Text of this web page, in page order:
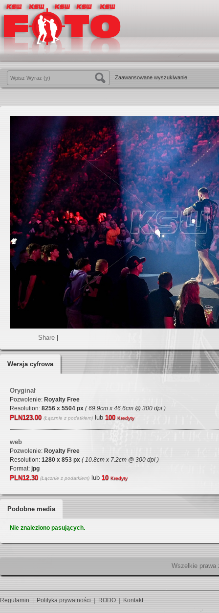
Zaawansowane wyszukiwanie
Share
Wersja cyfrowa
Oryginał
Pozwolenie: Royalty Free
Resolution: 8256 x 5504 px ( 69.9cm x 46.6cm @ 300 dpi )
PLN123.00 (Łącznie z podatkiem) lub 100 Kredyty
web
Pozwolenie: Royalty Free
Resolution: 1280 x 853 px ( 10.8cm x 7.2cm @ 300 dpi )
Format: jpg
PLN12.30 (Łącznie z podatkiem) lub 10 Kredyty
Podobne media
Nie znaleziono pasujących.
Regulamin Polityka prywatności RODO Kontakt